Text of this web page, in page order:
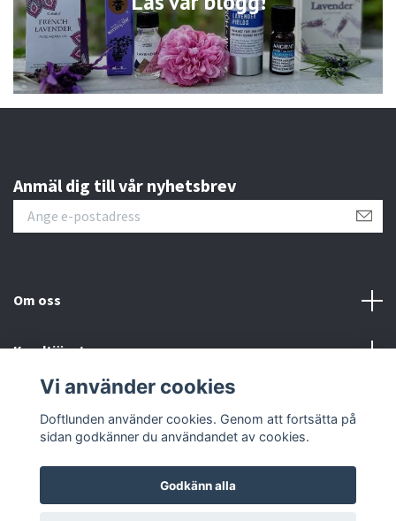
Anmäl dig till vår nyhetsbrev
Om oss
Kundtjänst
Vi använder cookies
Doftlunden använder cookies. Genom att fortsätta på
sidan godkänner du användandet av cookies.
Godkänn alla